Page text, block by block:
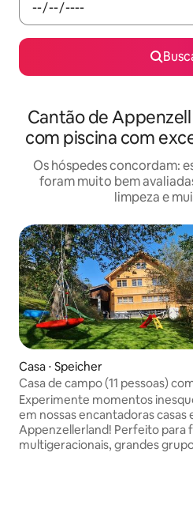
Cantão de
com piscina com
Os hóspedes concordam:
foram muito bem
limpeza e
Casa ⋅ Speicher
Casa de campo (11 pessoas)
bangalô adicional (4 pessoas)
Experimente momentos
em nossas encantadoras casas
Appenzellerland! Perfeito para
multigeracionais, grandes